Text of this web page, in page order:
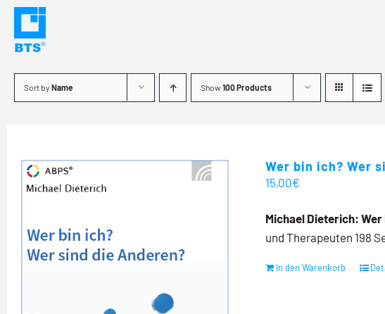
Skip
content
Sort by Name Show100 Products
Wer bin ich? Wer
15,00€
Michael Dieterich: Wer
und Therapeuten 198
In den Warenkorb